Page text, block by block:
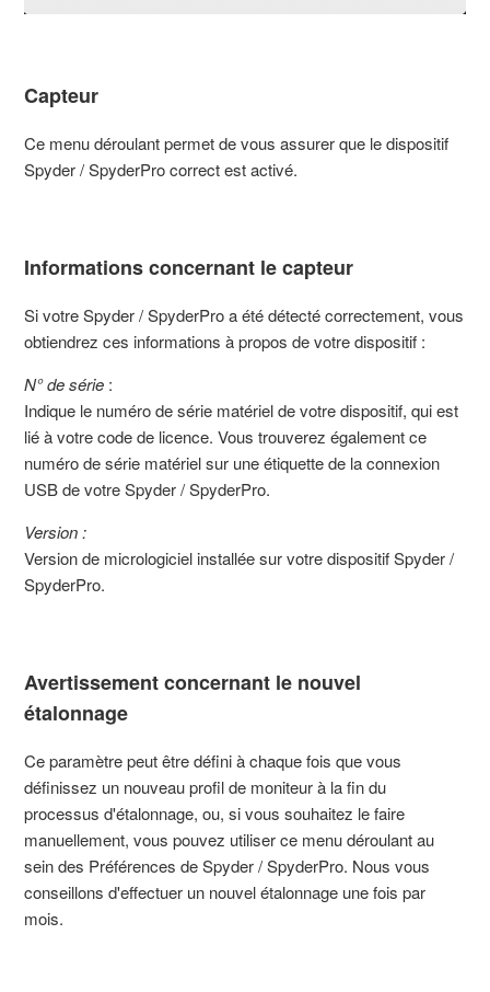
Capteur
Ce menu déroulant permet de vous assurer que le dispositif
Spyder / SpyderPro correct est activé.
Informations concernant le capteur
Si votre Spyder / SpyderPro a été détecté correctement, vous
obtiendrez ces informations à propos de votre dispositif :
N° de série :
Indique le numéro de série matériel de votre dispositif, qui est
lié à votre code de licence. Vous trouverez également ce
numéro de série matériel sur une étiquette de la connexion
USB de votre Spyder / SpyderPro.
Version :
Version de micrologiciel installée sur votre dispositif Spyder /
SpyderPro.
Avertissement concernant le nouvel
étalonnage
Ce paramètre peut être défini à chaque fois que vous
définissez un nouveau profil de moniteur à la fin du
processus d'étalonnage, ou, si vous souhaitez le faire
manuellement, vous pouvez utiliser ce menu déroulant au
sein des Préférences de Spyder / SpyderPro. Nous vous
conseillons d'effectuer un nouvel étalonnage une fois par
mois.